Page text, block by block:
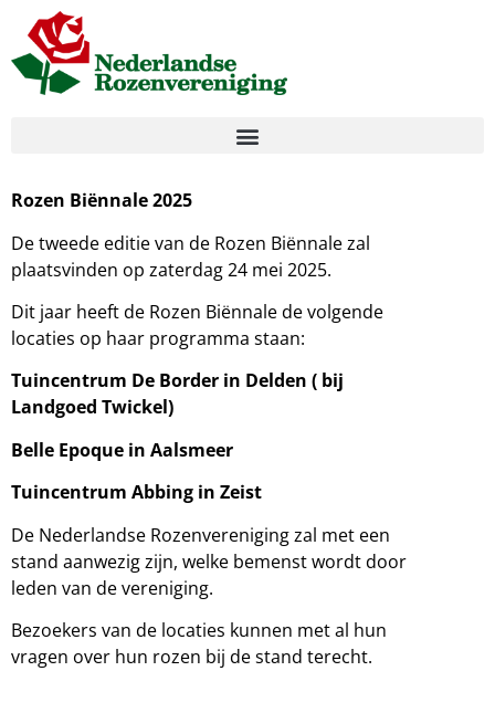
Rozen Biënnale 2025
De tweede editie van de Rozen Biënnale zal
plaatsvinden op zaterdag 24 mei 2025.
Dit jaar heeft de Rozen Biënnale de volgende
locaties op haar programma staan:
Tuincentrum De Border in Delden ( bij
Landgoed Twickel)
Belle Epoque in Aalsmeer
Tuincentrum Abbing in Zeist
De Nederlandse Rozenvereniging zal met een
stand aanwezig zijn, welke bemenst wordt door
leden van de vereniging.
Bezoekers van de locaties kunnen met al hun
vragen over hun rozen bij de stand terecht.